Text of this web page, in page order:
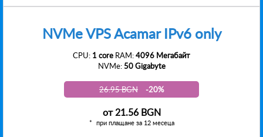
NVMe VPS Acamar IPv6 only
CPU: 1 core RAM:4096 Мегабайт
NVMe:50 Gigabyte
26.95 BGN -20%
от21.56 BGN
при плащане за 12 месеца